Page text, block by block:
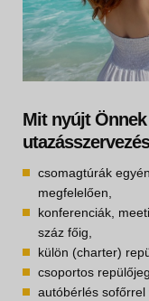
Mit nyújt
csomagtúrák
megfelelően,
konferenciák,
száz főig,
külön (charter)
csoportos
autóbérlés sofőrrel